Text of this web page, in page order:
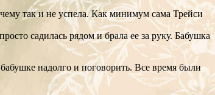
так и не успела. Как минимум сама Трейси
садилась рядом и брала ее за руку. Бабушка
надолго и поговорить. Все время были